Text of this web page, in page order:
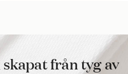
från tyg av